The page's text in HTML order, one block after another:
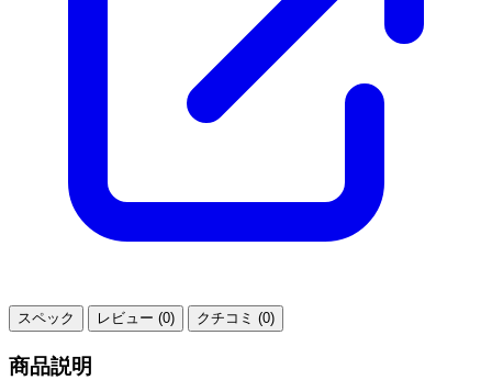
スペック レビュー (0) クチコミ (0)
商品説明